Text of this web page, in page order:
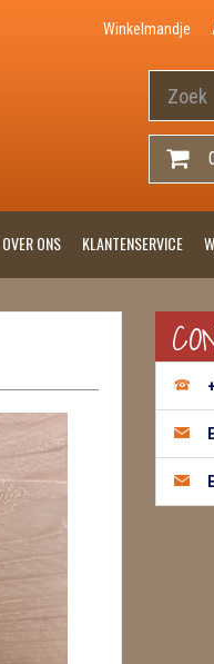
Winkelmandje
OVER ONS KLANTENSERVICE